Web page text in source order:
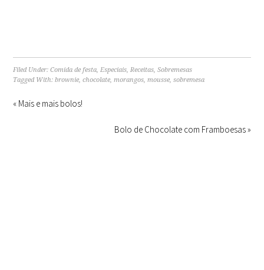
Filed Under:Comida de festa,Especiais,Receitas,Sobremesas
Tagged With:brownie,chocolate,morangos,mousse,sobremesa
« Mais e mais bolos!
Bolo de Chocolate com Framboesas »